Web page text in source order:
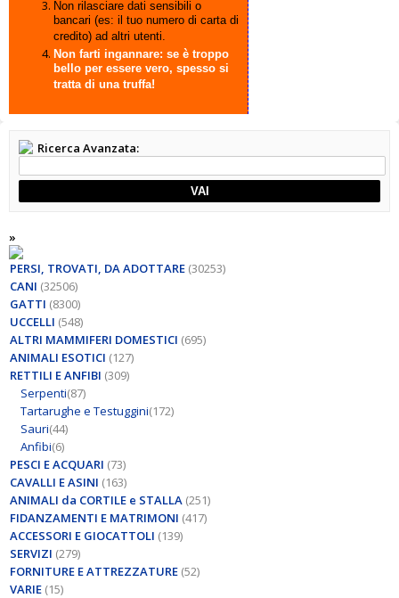
Non rilasciare dati sensibili o
bancari (es: il tuo numero di carta di
credito) ad altri utenti.
Non farti ingannare: se è troppo
bello per essere vero, spesso si
tratta di una truffa!
Ricerca Avanzata:
VAI
»
PERSI, TROVATI, DA ADOTTARE (30253)
CANI (32506)
GATTI (8300)
UCCELLI (548)
ALTRI MAMMIFERI DOMESTICI (695)
ANIMALI ESOTICI (127)
RETTILI E ANFIBI (309)
Serpenti(87)
Tartarughe e Testuggini(172)
Sauri(44)
Anfibi(6)
PESCI E ACQUARI (73)
CAVALLI E ASINI (163)
ANIMALI da CORTILE e STALLA (251)
FIDANZAMENTI E MATRIMONI (417)
ACCESSORI E GIOCATTOLI (139)
SERVIZI (279)
FORNITURE E ATTREZZATURE (52)
VARIE (15)